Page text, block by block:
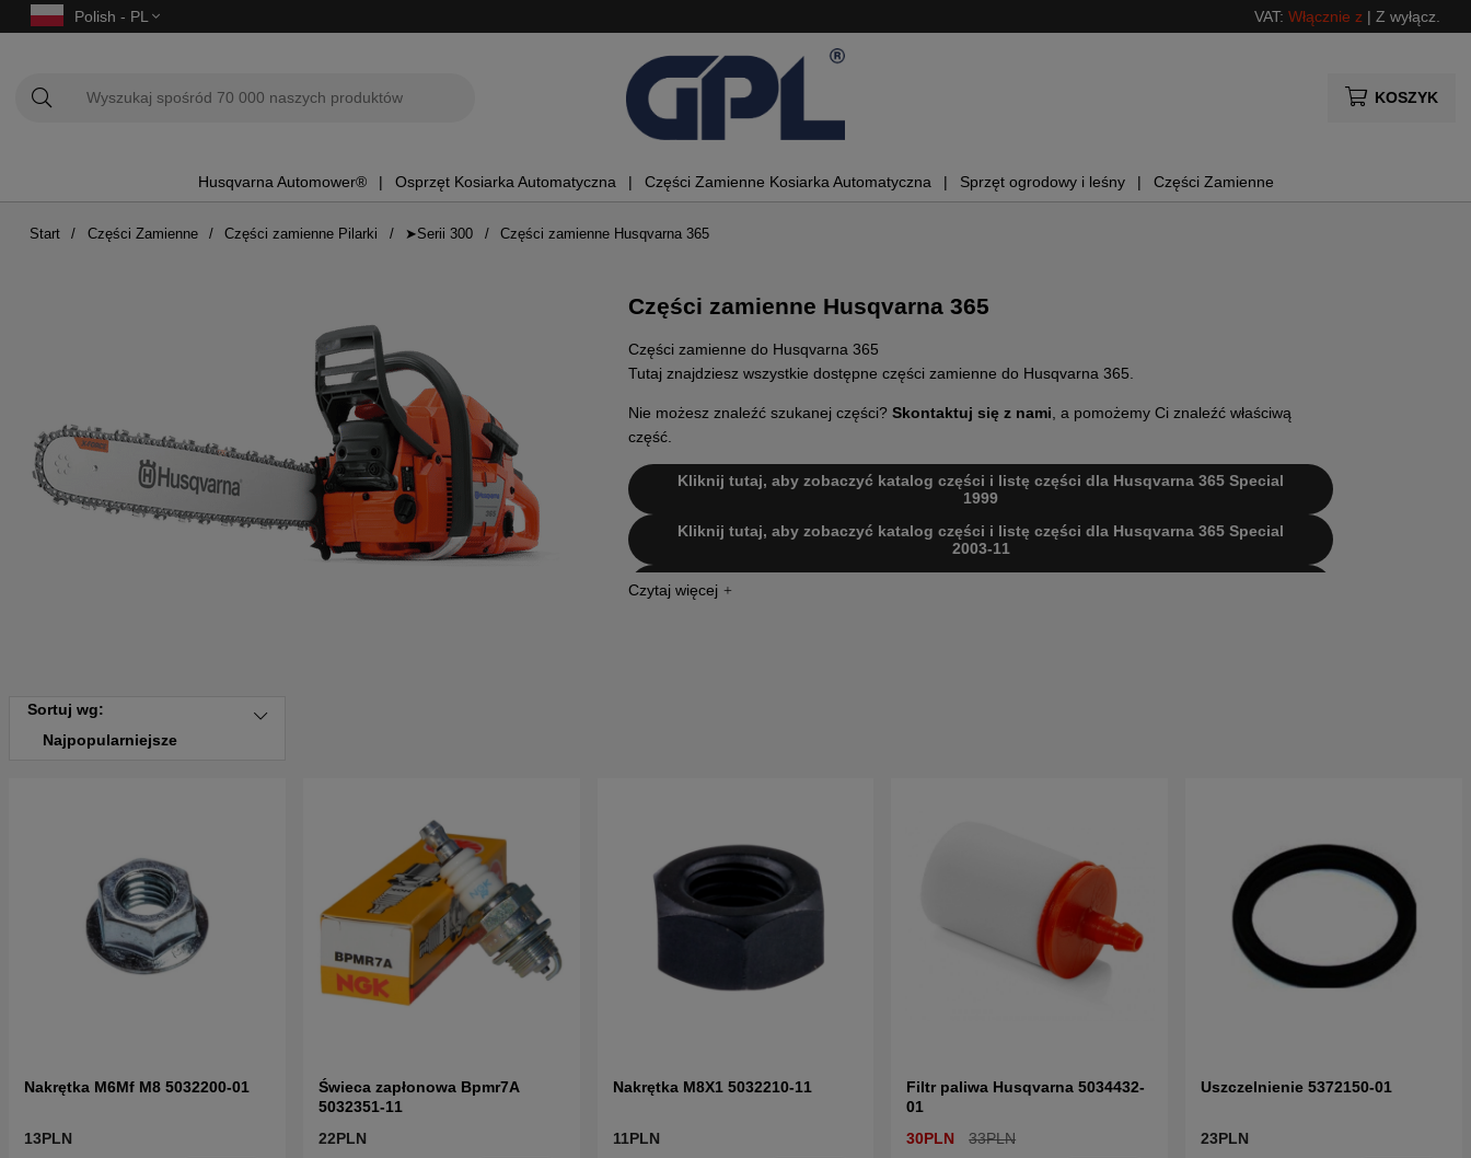
Polish - PL VAT: Włącznie z | Z wyłącz.
KOSZYK
Husqvarna Automower® Osprzęt Kosiarka Automatyczna Części Zamienne Kosiarka Automatyczna Sprzęt ogrodowy i leśny Części Zamienne
Start Części Zamienne Części zamienne Pilarki ➤Serii 300 Części zamienne Husqvarna 365
Części zamienne Husqvarna 365
Części zamienne do Husqvarna 365
Tutaj znajdziesz wszystkie dostępne części zamienne do Husqvarna 365.
Nie możesz znaleźć szukanej części? Skontaktuj się z nami, a pomożemy Ci znaleźć właściwą
część.
Kliknij tutaj, aby zobaczyć katalog części i listę części dla Husqvarna 365 Special
1999
Kliknij tutaj, aby zobaczyć katalog części i listę części dla Husqvarna 365 Special
2003-11
Kliknij tutaj, aby zobaczyć katalog części i listę części dla Husqvarna 365 Special
Kliknij tutaj, aby zobaczyć katalog części i listę części dla Husqvarna 365 1996
Kliknij tutaj, aby zobaczyć katalog części i listę części dla Husqvarna 365 1997
Kliknij tutaj, aby zobaczyć katalog części i listę części dla Husqvarna 365 1997
Kliknij tutaj, aby zobaczyć katalog części i listę części dla Husqvarna 365 1999
Sortuj wg:
Najpopularniejsze
Nakrętka M6Mf M8 5032200-01
13PLN
Świeca zapłonowa Bpmr7A
5032351-11
22PLN
Nakrętka M8X1 5032210-11
11PLN
Filtr paliwa Husqvarna 5034432-
01
30PLN
33PLN
Uszczelnienie 5372150-01
23PLN